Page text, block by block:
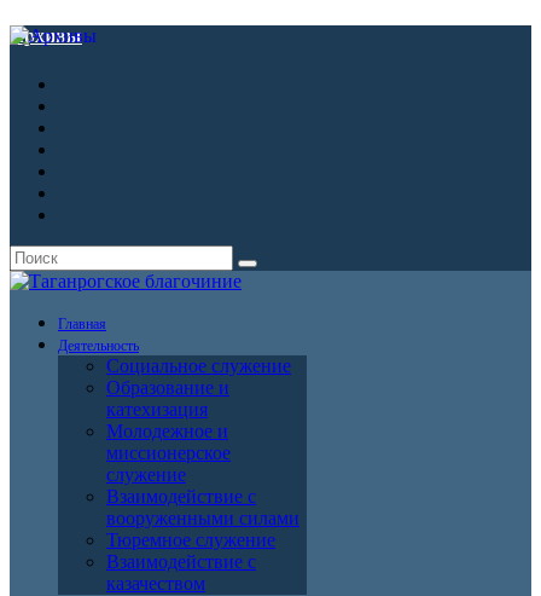
Архивы
Главная
Деятельность
Социальное служение
Образование и
катехизация
Молодежное и
миссионерское
служение
Взаимодействие с
вооруженными силами
Тюремное служение
Взаимодействие с
казачеством